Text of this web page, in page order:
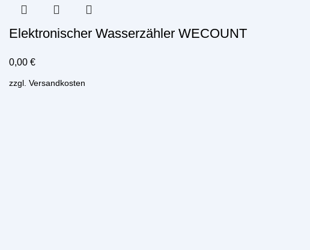
Elektronischer Wasserzähler WECOUNT
0,00€
zzgl.Versandkosten